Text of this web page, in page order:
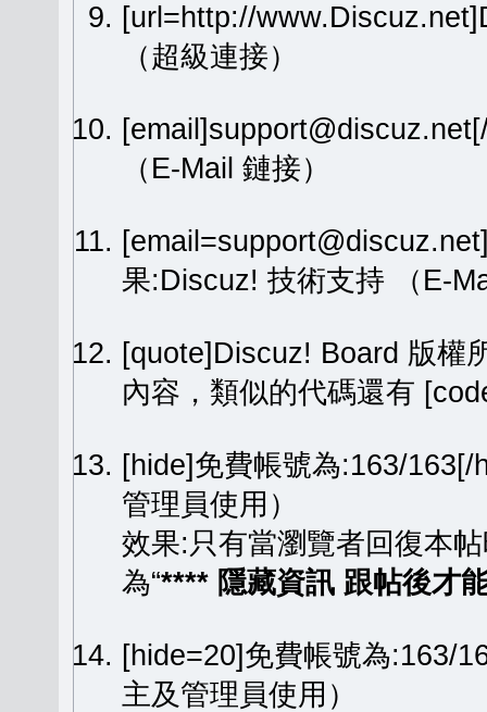
[url=http://
（超級連接）
（E-Mail 鏈接）
果:Discuz! 技術支持 （E-
[quote]Discuz! Board 版
內容，類似的代碼還有
[hide]免費帳號為:163/
管理員使用）
效果:只有當瀏覽者回復本
為“**** 隱藏資訊 跟帖後才
[hide=20]免費帳號為:163/
主及管理員使用）